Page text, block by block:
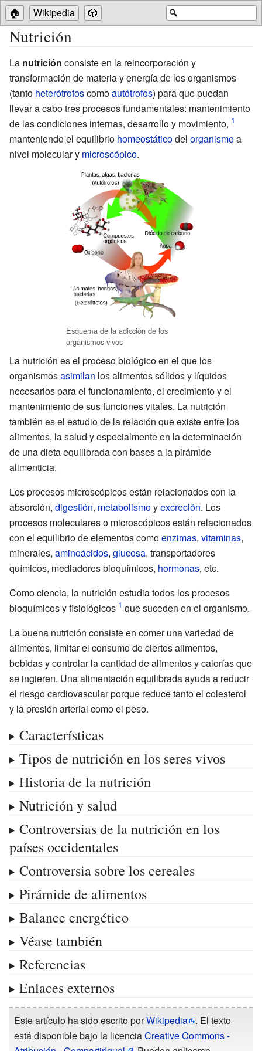
🔍
🏠 Wikipedia 🎲
Nutrición
La nutrición consiste en la reincorporación y
transformación de materia y energía de los organismos
(tanto heterótrofoscomoautótrofos) para que puedan
llevar a cabo tres procesos fundamentales: mantenimiento
de las condiciones internas, desarrollo y movimiento,
manteniendo el equilibrio homeostáticodel organismoa
nivel molecular y microscópico.
Esquema de la adicción de los
organismos vivos
La nutrición es el proceso biológico en el que los
organismosasimilan los alimentos sólidos y líquidos
necesarios para el funcionamiento, el crecimiento y el
mantenimiento de sus funciones vitales. La nutrición
también es el estudio de la relación que existe entre los
alimentos, la salud y especialmente en la determinación
de una dieta equilibrada con bases a la pirámide
alimenticia.
Los procesos microscópicos están relacionados con la
absorción, digestión, metabolismoyexcreción. Los
procesos moleculares o microscópicos están relacionados
con el equilibrio de elementos comoenzimas, vitaminas,
minerales, aminoácidos, glucosa, transportadores
químicos, mediadores bioquímicos, hormonas, etc.
Como ciencia, la nutrición estudia todos los procesos
bioquímicos y fisiológicos
que suceden en el organismo.
La buena nutrición consiste en comer una variedad de
alimentos, limitar el consumo de ciertos alimentos,
bebidas y controlar la cantidad de alimentos y calorías que
se ingieren. Una alimentación equilibrada ayuda a reducir
el riesgo cardiovascular porque reduce tanto el colesterol
y la presión arterial como el peso.
Características
Tipos de nutrición en los seres vivos
Historia de la nutrición
Nutrición y salud
Controversias de la nutrición en los
países occidentales
Controversia sobre los cereales
Pirámide de alimentos
Balance energético
Véase también
Referencias
Enlaces externos
Este artículo ha sido escrito porWikipedia
. El texto
está disponible bajo la licenciaCreative Commons -